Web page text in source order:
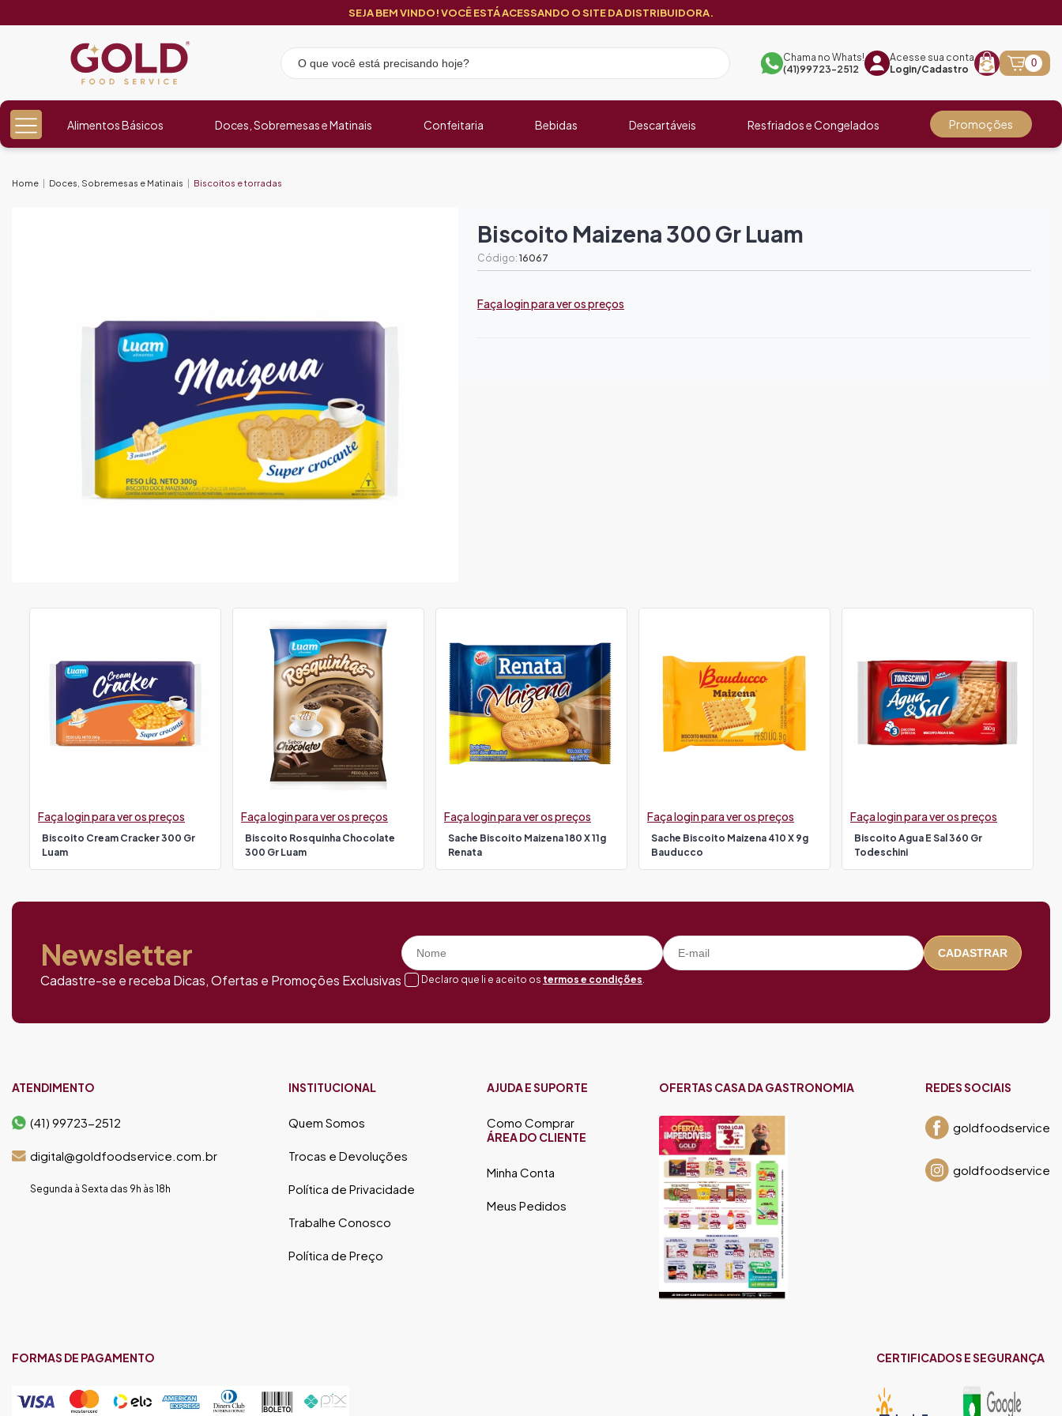
SEJA BEM VINDO! VOCÊ ESTÁ ACESSANDO O SITE DA DISTRIBUIDORA.
Chama no Whats!
(41)99723-2512
Acesse sua conta
Login/Cadastro
0
Alimentos Básicos Doces, Sobremesas e Matinais Confeitaria Bebidas Descartáveis Resfriados e Congelados Promoções
Home Doces, Sobremesas e Matinais Biscoitos e torradas
Biscoito Maizena 300 Gr Luam
Código: 16067
Faça login para ver os preços
Biscoito Cream Cracker 300 Gr
Luam
Faça login para ver os preços
Biscoito Rosquinha Chocolate
300 Gr Luam
Faça login para ver os preços
Sache Biscoito Maizena 180 X 11g
Renata
Faça login para ver os preços
Sache Biscoito Maizena 410 X 9g
Bauducco
Faça login para ver os preços
Biscoito Agua E Sal 360 Gr
Todeschini
Faça login para ver os preços
Newsletter
Cadastre-se e receba Dicas, Ofertas e Promoções Exclusivas
CADASTRAR
Declaro que li e aceito os termos e condições.
ATENDIMENTO
(41) 99723-2512
digital@goldfoodservice.com.br
Segunda à Sexta das 9h às 18h
INSTITUCIONAL
Quem Somos
Trocas e Devoluções
Política de Privacidade
Trabalhe Conosco
Política de Preço
AJUDA E SUPORTE
Como Comprar
ÁREA DO CLIENTE
Minha Conta
Meus Pedidos
OFERTAS CASA DA GASTRONOMIA REDES SOCIAIS
goldfoodservice
goldfoodservice
FORMAS DE PAGAMENTO CERTIFICADOS E SEGURANÇA